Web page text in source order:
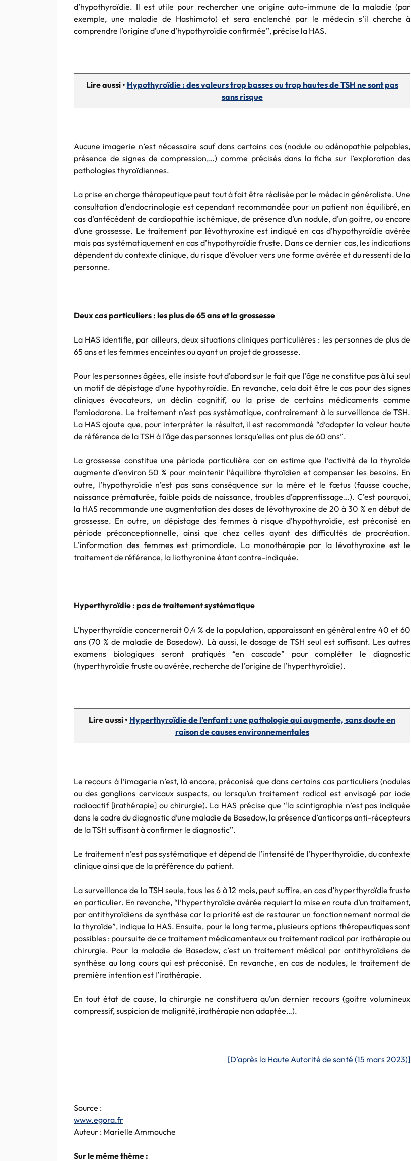
d’hypothyroïdie. Il est utile pour rechercher une origine auto-immune de la maladie (par
exemple, une maladie de Hashimoto) et sera enclenché par le médecin s’il cherche à
comprendre l’origine d’une d’hypothyroïdie confirmée”, précise la HAS.
Lire aussi • Hypothyroïdie : des valeurs trop basses ou trop hautes de TSH ne sont pas
sans risque
Aucune imagerie n’est nécessaire sauf dans certains cas (nodule ou adénopathie palpables,
présence de signes de compression,…) comme précisés dans la fiche sur l’exploration des
pathologies thyroïdiennes.
La prise en charge thérapeutique peut tout à fait être réalisée par le médecin généraliste. Une
consultation d’endocrinologie est cependant recommandée pour un patient non équilibré, en
cas d’antécédent de cardiopathie ischémique, de présence d’un nodule, d’un goitre, ou encore
d’une grossesse. Le traitement par lévothyroxine est indiqué en cas d’hypothyroïdie avérée
mais pas systématiquement en cas d’hypothyroïdie fruste. Dans ce dernier cas, les indications
dépendent du contexte clinique, du risque d’évoluer vers une forme avérée et du ressenti de la
personne.
Deux cas particuliers : les plus de 65 ans et la grossesse
La HAS identifie, par ailleurs, deux situations cliniques particulières : les personnes de plus de
65 ans et les femmes enceintes ou ayant un projet de grossesse.
Pour les personnes âgées, elle insiste tout d’abord sur le fait que l’âge ne constitue pas à lui seul
un motif de dépistage d’une hypothyroïdie. En revanche, cela doit être le cas pour des signes
cliniques évocateurs, un déclin cognitif, ou la prise de certains médicaments comme
l’amiodarone. Le traitement n’est pas systématique, contrairement à la surveillance de TSH.
La HAS ajoute que, pour interpréter le résultat, il est recommandé “d’adapter la valeur haute
de référence de la TSH à l’âge des personnes lorsqu’elles ont plus de 60 ans”.
La grossesse constitue une période particulière car on estime que l’activité de la thyroïde
augmente d’environ 50 % pour maintenir l’équilibre thyroïdien et compenser les besoins. En
outre, l’hypothyroïdie n’est pas sans conséquence sur la mère et le fœtus (fausse couche,
naissance prématurée, faible poids de naissance, troubles d’apprentissage…). C’est pourquoi,
la HAS recommande une augmentation des doses de lévothyroxine de 20 à 30 % en début de
grossesse. En outre, un dépistage des femmes à risque d’hypothyroïdie, est préconisé en
période préconceptionnelle, ainsi que chez celles ayant des difficultés de procréation.
L’information des femmes est primordiale. La monothérapie par la lévothyroxine est le
traitement de référence, la liothyronine étant contre-indiquée.
Hyperthyroïdie : pas de traitement systématique
L’hyperthyroïdie concernerait 0,4 % de la population, apparaissant en général entre 40 et 60
ans (70 % de maladie de Basedow). Là aussi, le dosage de TSH seul est suffisant. Les autres
examens biologiques seront pratiqués “en cascade” pour compléter le diagnostic
(hyperthyroïdie fruste ou avérée, recherche de l’origine de l’hyperthyroïdie).
Lire aussi • Hyperthyroïdie de l’enfant : une pathologie qui augmente, sans doute en
raison de causes environnementales
Le recours à l’imagerie n’est, là encore, préconisé que dans certains cas particuliers (nodules
ou des ganglions cervicaux suspects, ou lorsqu’un traitement radical est envisagé par iode
radioactif [irathérapie] ou chirurgie). La HAS précise que “la scintigraphie n’est pas indiquée
dans le cadre du diagnostic d’une maladie de Basedow, la présence d’anticorps anti-récepteurs
de la TSH suffisant à confirmer le diagnostic”.
Le traitement n’est pas systématique et dépend de l’intensité de l’hyperthyroïdie, du contexte
clinique ainsi que de la préférence du patient.
La surveillance de la TSH seule, tous les 6 à 12 mois, peut suffire, en cas d’hyperthyroïdie fruste
en particulier. En revanche, “l’hyperthyroïdie avérée requiert la mise en route d’un traitement,
par antithyroïdiens de synthèse car la priorité est de restaurer un fonctionnement normal de
la thyroïde”, indique la HAS. Ensuite, pour le long terme, plusieurs options thérapeutiques sont
possibles : poursuite de ce traitement médicamenteux ou traitement radical par irathérapie ou
chirurgie. Pour la maladie de Basedow, c’est un traitement médical par antithyroïdiens de
synthèse au long cours qui est préconisé. En revanche, en cas de nodules, le traitement de
première intention est l’irathérapie.
En tout état de cause, la chirurgie ne constituera qu’un dernier recours (goitre volumineux
compressif, suspicion de malignité, irathérapie non adaptée…).
[D’après la Haute Autorité de santé (15 mars 2023)]
Source :
www.egora.fr
Auteur : Marielle Ammouche
Sur le même thème :